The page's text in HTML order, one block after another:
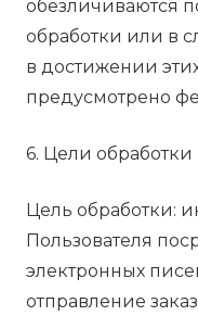
обезличиваются
обработки или в
в достижении
предусмотрено
6. Цели
Цель обработки:
Пользователя
электронных
отправление